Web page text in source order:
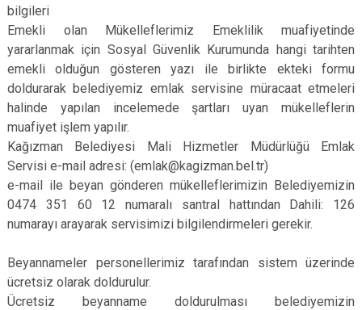
bilgileri
Emekli olan Mükelleflerimiz Emeklilik muafiyetinde
yararlanmak için Sosyal Güvenlik Kurumunda hangi tarihten
emekli olduğun gösteren yazı ile birlikte ekteki formu
doldurarak belediyemiz emlak servisine müracaat etmeleri
halinde yapılan incelemede şartları uyan mükelleflerin
muafiyet işlem yapılır.
Kağızman Belediyesi Mali Hizmetler Müdürlüğü Emlak
Servisi e-mail adresi: (emlak@kagizman.bel.tr)
e-mail ile beyan gönderen mükelleflerimizin Belediyemizin
0474 351 60 12 numaralı santral hattından Dahili: 126
numarayı arayarak servisimizi bilgilendirmeleri gerekir.
Beyannameler personellerimiz tarafından sistem üzerinde
ücretsiz olarak doldurulur.
Ücretsiz beyanname doldurulması belediyemizin